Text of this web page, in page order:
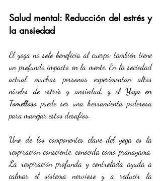
Salud mental: Reducción del estrés y
la ansiedad
El yoga no solo beneficia al cuerpo; también tiene
un profundo impacto en la mente. En la sociedad
actual, muchas personas experimentan altos
niveles de estrés y ansiedad, y el Yoga en
Tomelloso puede ser una herramienta poderosa
para manejar estos desafíos.
Uno de los componentes clave del yoga es la
respiración consciente, conocida como pranayama.
La respiración profunda y controlada ayuda a
calmar el sistema nervioso y a reducir la